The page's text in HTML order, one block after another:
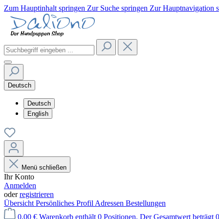
Zum Hauptinhalt springen Zur Suche springen Zur Hauptnavigation
Deutsch
Deutsch
English
Menü schließen
Ihr Konto
Anmelden
oderregistrieren
Übersicht Persönliches Profil Adressen Bestellungen
0,00 € Warenkorb enthält 0 Positionen. Der Gesamtwert beträgt